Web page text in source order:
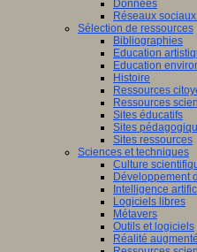
Données
Réseaux
Sélection de ressources
Bibliographies
Education
Education
Histoire
Ressources
Ressources
Sites éducatifs
Sites
Sites ressources
Sciences et techniques
Culture
Développement
Intelligence
Logiciels libres
Métavers
Outils et logiciels
Réalité